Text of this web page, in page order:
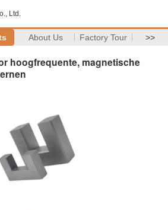
Ltd.
About Us Factory Tour >>
hoogfrequente, magnetische